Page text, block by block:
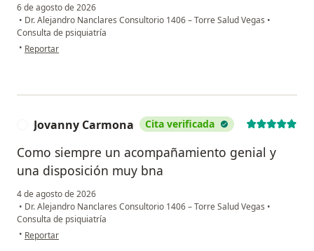
6 de agosto de 2026
• Dr. Alejandro Nanclares Consultorio 1406 – Torre Salud Vegas •
Consulta de psiquiatría
• en opinión del usuario Monica
Reportar
Jovanny Carmona Cita verificada
Como siempre un acompañamiento genial y
una disposición muy bna
4 de agosto de 2026
• Dr. Alejandro Nanclares Consultorio 1406 – Torre Salud Vegas •
Consulta de psiquiatría
• en opinión del usuario Jovanny Carmona
Reportar